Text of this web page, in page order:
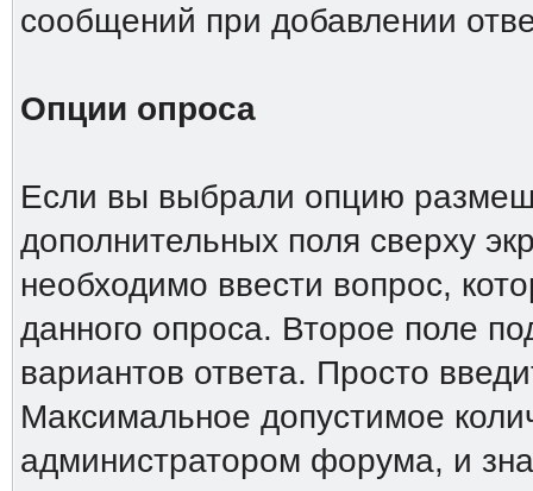
сообщений при добавлении
Опции опроса
Если вы выбрали опцию
дополнительных поля сверху
необходимо ввести вопрос,
данного опроса. Второе поле
вариантов ответа. Просто
Максимальное допустимое
администратором форума, и